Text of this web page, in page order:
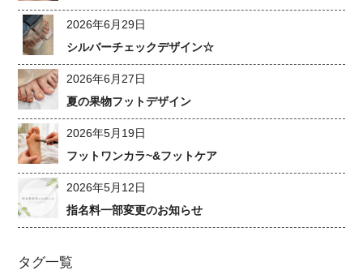
2026年6月29日
シルバーチェックデザイン☆
2026年6月27日
夏の果物フットデザイン
2026年5月19日
フットワンカラ~&フットケア
2026年5月12日
指名料一部変更のお知らせ
タグ一覧